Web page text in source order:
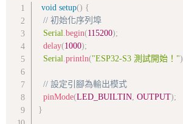
void setup() {
// 初始化序列埠
Serial.begin(115200);
delay(1000);
Serial.println("ESP32-S3 測試開始！")
// 設定引腳為輸出模式
pinMode(LED_BUILTIN, OUTPUT);
}